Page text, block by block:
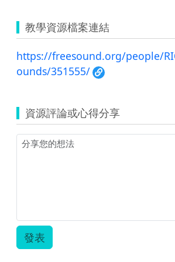
教學資源檔案連結
https://freesound.org/people/
ounds/351555/
資源評論或心得分享
發表